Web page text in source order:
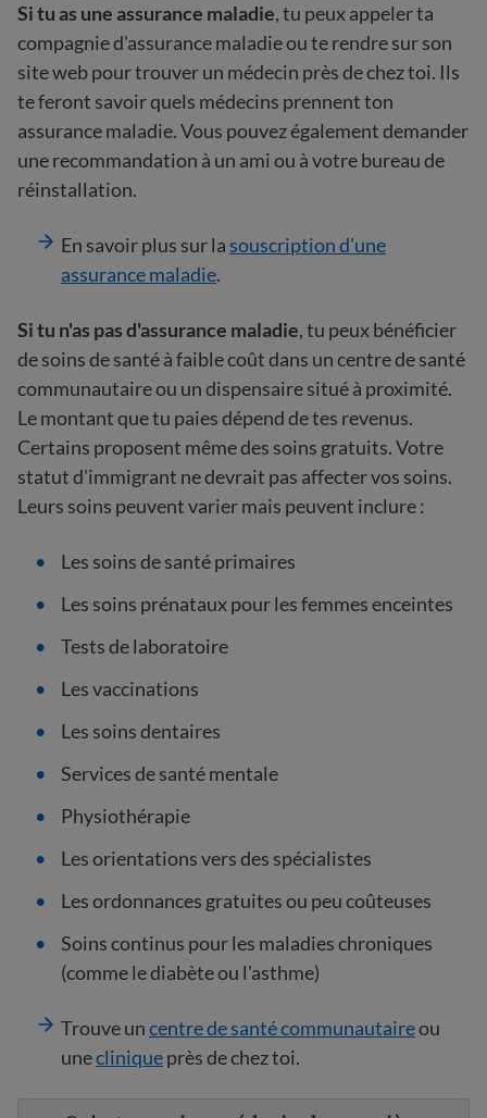
Si tu as une assurance maladie, tu peux appeler ta
compagnie d'assurance maladie ou te rendre sur son
site web pour trouver un médecin près de chez toi. Ils
te feront savoir quels médecins prennent ton
assurance maladie. Vous pouvez également demander
une recommandation à un ami ou à votre bureau de
réinstallation.
En savoir plus sur lasouscription d'une
assurance maladie.
Si tu n'as pas d'assurance maladie, tu peux bénéficier
de soins de santé à faible coût dans un centre de santé
communautaire ou un dispensaire situé à proximité.
Le montant que tu paies dépend de tes revenus.
Certains proposent même des soins gratuits. Votre
statut d'immigrant ne devrait pas affecter vos soins.
Leurs soins peuvent varier mais peuvent inclure :
Les soins de santé primaires
Les soins prénataux pour les femmes enceintes
Tests de laboratoire
Les vaccinations
Les soins dentaires
Services de santé mentale
Physiothérapie
Les orientations vers des spécialistes
Les ordonnances gratuites ou peu coûteuses
Soins continus pour les maladies chroniques
(comme le diabète ou l'asthme)
Trouve uncentre de santé communautaireou
unecliniqueprès de chez toi.